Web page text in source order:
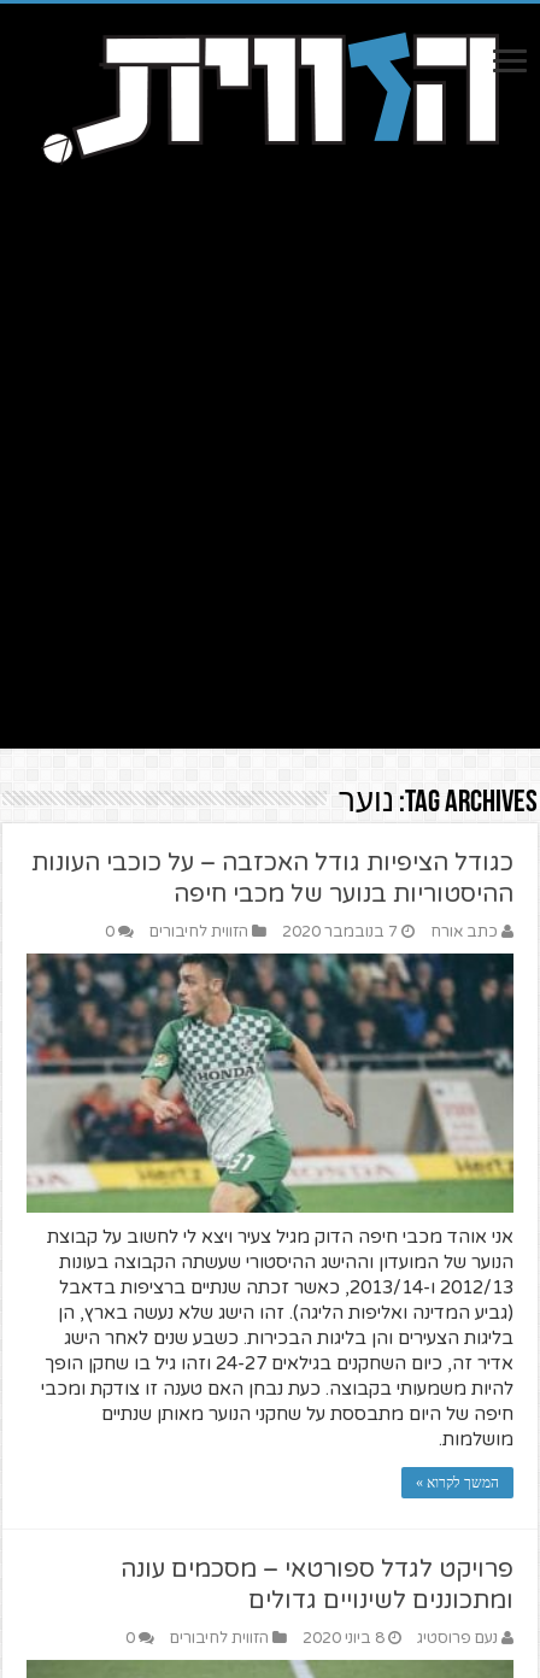
Tag Archives: נוער
כגודל הציפיות גודל האכזבה – על כוכבי העונות
ההיסטוריות בנוער של מכבי חיפה
כתב אורח 7 בנובמבר 2020 הזווית לחיבורים 0
אני אוהד מכבי חיפה הדוק מגיל צעיר ויצא לי לחשוב על קבוצת
הנוער של המועדון וההישג ההיסטורי שעשתה הקבוצה בעונות
2012/13 ו-2013/14, כאשר זכתה שנתיים ברציפות בדאבל
(גביע המדינה ואליפות הליגה). זהו הישג שלא נעשה בארץ, הן
בליגות הצעירים והן בליגות הבכירות. כשבע שנים לאחר הישג
אדיר זה, כיום השחקנים בגילאים 24-27 וזהו גיל בו שחקן הופך
להיות משמעותי בקבוצה. כעת נבחן האם טענה זו צודקת ומכבי
חיפה של היום מתבססת על שחקני הנוער מאותן שנתיים
מושלמות.
המשך לקרוא »
פרויקט לגדל ספורטאי – מסכמים עונה
ומתכוננים לשינויים גדולים
נעם פרוסטיג 8 ביוני 2020 הזווית לחיבורים 0